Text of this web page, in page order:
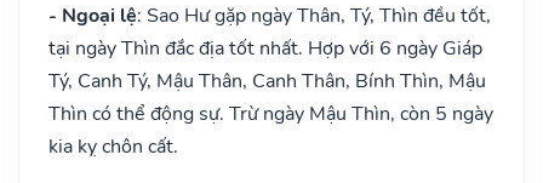
- Ngoại lệ: Sao Hư gặp ngày Thân, Tý, Thìn đều tốt,
tại ngày Thìn đắc địa tốt nhất. Hợp với 6 ngày Giáp
Tý, Canh Tý, Mậu Thân, Canh Thân, Bính Thìn, Mậu
Thìn có thể động sự. Trừ ngày Mậu Thìn, còn 5 ngày
kia kỵ chôn cất.